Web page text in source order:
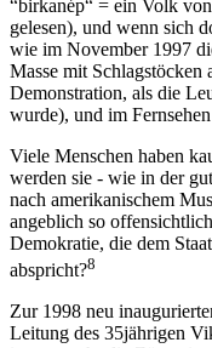
“birkanép“ = ein Volk
gelesen), und wenn sich
wie im November 1997
Masse mit Schlagstöcken
Demonstration, als die
wurde), und im
Viele Menschen haben
werden sie - wie in der
nach amerikanischem
angeblich so
Demokratie, die dem
abspricht?8
Zur 1998 neu
Leitung des 35jährigen